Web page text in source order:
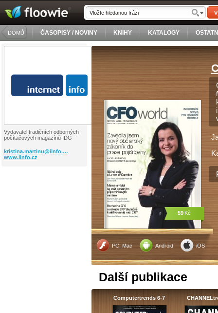
DOMŮ ČASOPISY / NOVINY KNIHY KATALOGY
Vydavatel tradičních odborných
počítačových magazínů IDG
kristina.martinu@iinfo.…
www.iinfo.cz
PC, Mac Android iOS
59 Kč
Další publikace
Computertrends 6-7